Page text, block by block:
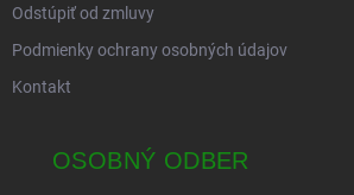
Odstúpiť od zmluvy
Podmienky ochrany osobných údajov
Kontakt
OSOBNÝ ODBER